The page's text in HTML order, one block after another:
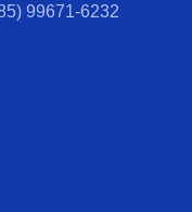
99671-6232